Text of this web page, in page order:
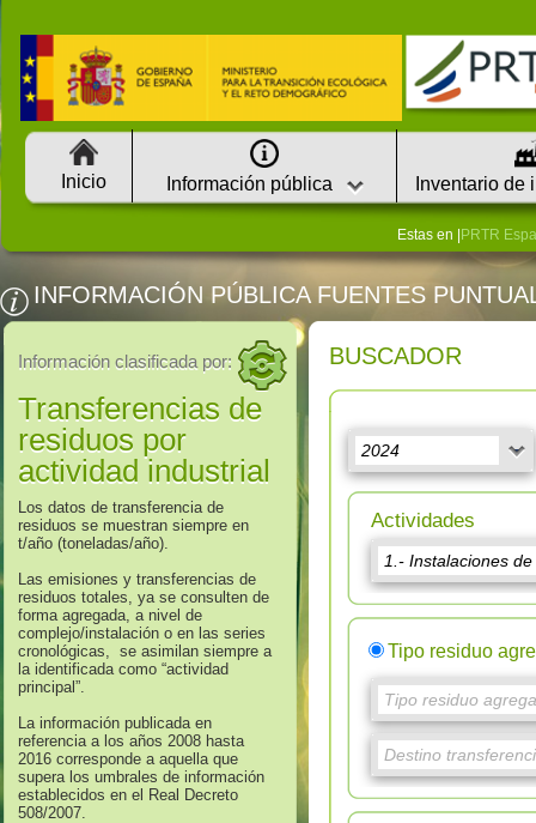
Inicio Información pública Inventario de
Estas en | PRTR
INFORMACIÓN PÚBLICA FUENTES
Información clasificada por:
Transferencias de
residuos por
actividad industrial
Los datos de transferencia de
residuos se muestran siempre en
t/año (toneladas/año).
Las emisiones y transferencias de
residuos totales, ya se consulten de
forma agregada, a nivel de
complejo/instalación o en las series
cronológicas, se asimilan siempre a
la identificada como “actividad
principal”.
La información publicada en
referencia a los años 2008 hasta
2016 corresponde a aquella que
supera los umbrales de información
establecidos en el Real Decreto
508/2007.
BUSCADOR
Actividades
Tipo residuo